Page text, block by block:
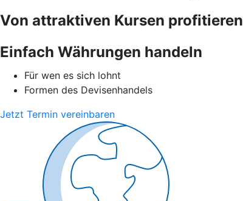
Von attraktiven Kursen profitieren
Einfach Währungen handeln
Für wen es sich lohnt
Formen des Devisenhandels
Jetzt Termin vereinbaren